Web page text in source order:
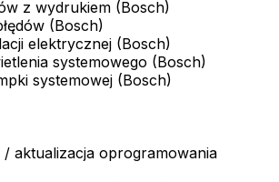
z wydrukiem (Bosch)
(Bosch)
elektrycznej (Bosch)
systemowego (Bosch)
systemowej (Bosch)
/ aktualizacja oprogramowania